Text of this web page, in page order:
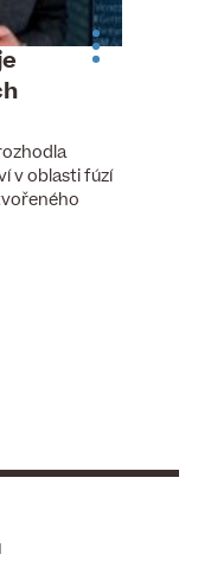
v oblasti fúzí